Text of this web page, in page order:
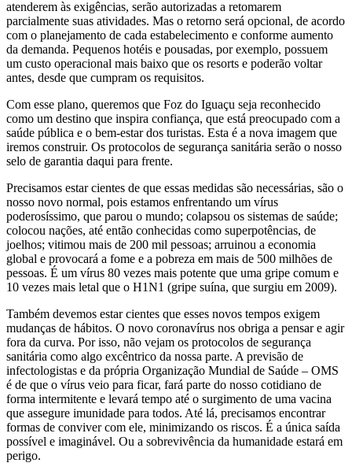
atenderem às exigências, serão autorizadas a retomarem
parcialmente suas atividades. Mas o retorno será opcional, de acordo
com o planejamento de cada estabelecimento e conforme aumento
da demanda. Pequenos hotéis e pousadas, por exemplo, possuem
um custo operacional mais baixo que os resorts e poderão voltar
antes, desde que cumpram os requisitos.
Com esse plano, queremos que Foz do Iguaçu seja reconhecido
como um destino que inspira confiança, que está preocupado com a
saúde pública e o bem-estar dos turistas. Esta é a nova imagem que
iremos construir. Os protocolos de segurança sanitária serão o nosso
selo de garantia daqui para frente.
Precisamos estar cientes de que essas medidas são necessárias, são o
nosso novo normal, pois estamos enfrentando um vírus
poderosíssimo, que parou o mundo; colapsou os sistemas de saúde;
colocou nações, até então conhecidas como superpotências, de
joelhos; vitimou mais de 200 mil pessoas; arruinou a economia
global e provocará a fome e a pobreza em mais de 500 milhões de
pessoas. É um vírus 80 vezes mais potente que uma gripe comum e
10 vezes mais letal que o H1N1 (gripe suína, que surgiu em 2009).
Também devemos estar cientes que esses novos tempos exigem
mudanças de hábitos. O novo coronavírus nos obriga a pensar e agir
fora da curva. Por isso, não vejam os protocolos de segurança
sanitária como algo excêntrico da nossa parte. A previsão de
infectologistas e da própria Organização Mundial de Saúde – OMS
é de que o vírus veio para ficar, fará parte do nosso cotidiano de
forma intermitente e levará tempo até o surgimento de uma vacina
que assegure imunidade para todos. Até lá, precisamos encontrar
formas de conviver com ele, minimizando os riscos. É a única saída
possível e imaginável. Ou a sobrevivência da humanidade estará em
perigo.